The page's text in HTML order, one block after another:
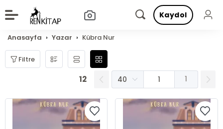
Kaydol
Anasayfa Yazar Kübra Nur
Filtre
12 1